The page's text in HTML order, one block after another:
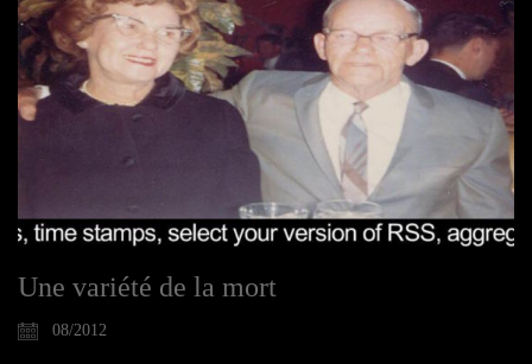
Une variété de la mort
08/2012